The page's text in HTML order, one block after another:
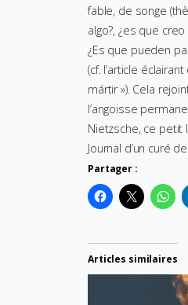
fable, de songe
algo?, ¿es que
¿Es que pueden
(cf. l’article
mártir »). Cela
l’angoisse
Nietzsche, ce petit
Journal d’un curé
Partager :
Articles similaires